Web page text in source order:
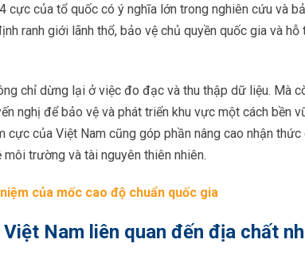
cực của tổ quốc có ý nghĩa lớn trong nghiên cứu và
ranh giới lãnh thổ, bảo vệ chủ quyền quốc gia và
chỉ dừng lại ở việc đo đạc và thu thập dữ liệu. Mà
nghị để bảo vệ và phát triển khu vực một cách bền
cực của Việt Nam cũng góp phần nâng cao nhận
trường và tài nguyên thiên nhiên.
niệm của mốc cao độ chuẩn quốc gia
Nam liên quan đến địa chất